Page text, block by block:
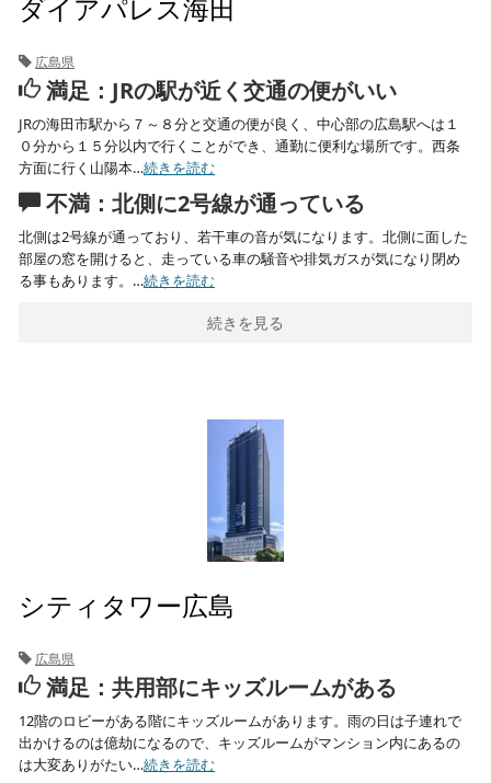
ダイアパレス海田
広島県
満足：JRの駅が近く交通の便がいい
JRの海田市駅から７～８分と交通の便が良く、中心部の広島駅へは１
０分から１５分以内で行くことができ、通勤に便利な場所です。西条
方面に行く山陽本…続きを読む
不満：北側に2号線が通っている
北側は2号線が通っており、若干車の音が気になります。北側に面した
部屋の窓を開けると、走っている車の騒音や排気ガスが気になり閉め
る事もあります。…続きを読む
続きを見る
シティタワー広島
広島県
満足：共用部にキッズルームがある
12階のロビーがある階にキッズルームがあります。雨の日は子連れで
出かけるのは億劫になるので、キッズルームがマンション内にあるの
は大変ありがたい…続きを読む